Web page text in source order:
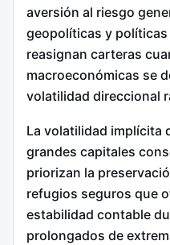
aversión al riesgo
geopolíticas y
reasignan carteras
macroeconómicas se
volatilidad direccional
La volatilidad implícita
grandes capitales
priorizan la
refugios seguros que
estabilidad contable
prolongados de